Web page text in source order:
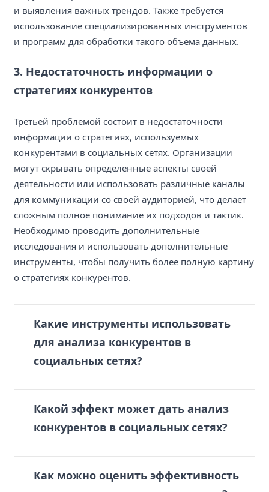
и выявления важных трендов. Также требуется
использование специализированных инструментов
и программ для обработки такого объема данных.
3. Недостаточность информации о
стратегиях конкурентов
Третьей проблемой состоит в недостаточности
информации о стратегиях, используемых
конкурентами в социальных сетях. Организации
могут скрывать определенные аспекты своей
деятельности или использовать различные каналы
для коммуникации со своей аудиторией, что делает
сложным полное понимание их подходов и тактик.
Необходимо проводить дополнительные
исследования и использовать дополнительные
инструменты, чтобы получить более полную картину
о стратегиях конкурентов.
Какие инструменты использовать
для анализа конкурентов в
социальных сетях?
Какой эффект может дать анализ
конкурентов в социальных сетях?
Как можно оценить эффективность